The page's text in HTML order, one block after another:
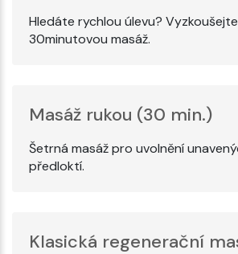
Hledáte rychlou úlevu?
30minutovou masáž.
Masáž rukou (30 min.)
Šetrná masáž pro uvolnění
předloktí.
Klasická regenerační